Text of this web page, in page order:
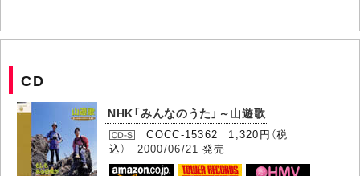
CD
NHK「みんなのうた」～山遊歌
COCC-15362 1,320円（税
込） 2000/06/21 発売